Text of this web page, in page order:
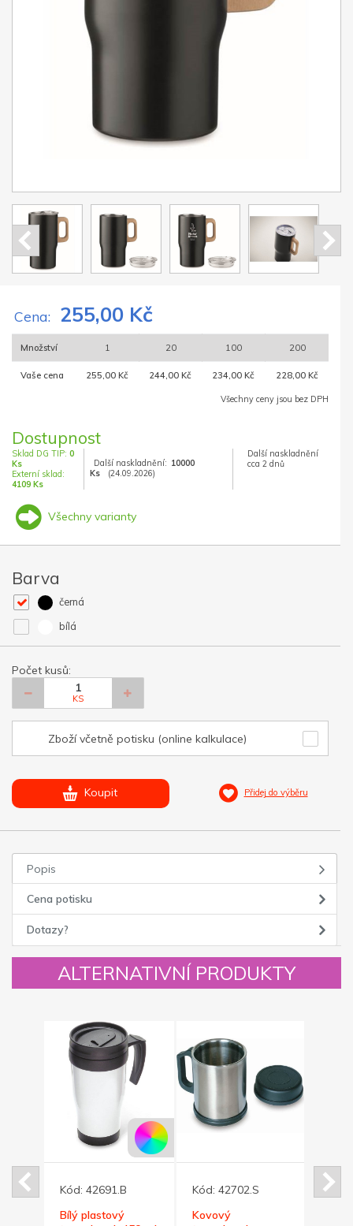
Cena: 255,00 Kč
Množství 1 20 100 200
Vaše cena 255,00 Kč 244,00 Kč 234,00 Kč 228,00 Kč
Všechny ceny jsou bez DPH
Dostupnost
Sklad DG TIP: 0
Ks
Externí sklad:
4109 Ks
Další naskladnění: 10000
Ks
(24.09.2026)
Další naskladnění
cca 2 dnů
Všechny varianty
Barva
černá
bílá
Počet kusů:
KS
Zboží včetně potisku (online kalkulace)
Koupit Přidej do výběru
Popis
Cena potisku
Dotazy?
ALTERNATIVNÍ PRODUKTY
Kód: 42691.B
Bílý plastový
Kód: 42702.S
Kovový
Kód: